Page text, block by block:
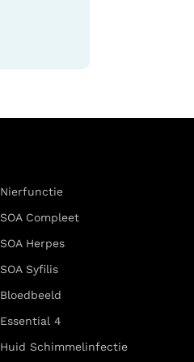
Nierfunctie
SOA Compleet
SOA Herpes
SOA Syfilis
Bloedbeeld
Essential 4
Huid Schimmelinfectie